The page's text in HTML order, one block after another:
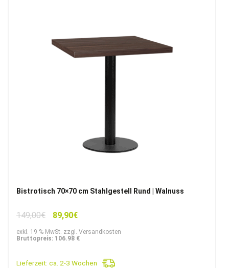
Bistrotisch 70×70 cm Stahlgestell Rund | Walnuss
149,00€
Ursprünglicher
war:
89,90€Aktueller
ist:
exkl. 19 % MwSt. zzgl. Versandkosten
Bruttopreis: 106.98 €
Lieferzeit: ca. 2-3 Wochen